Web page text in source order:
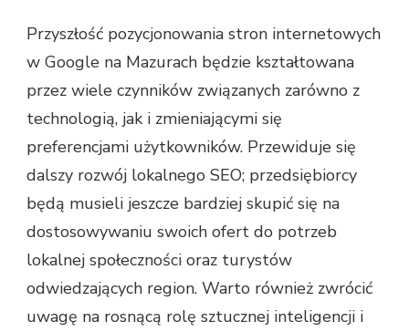
Przyszłość pozycjonowania stron internetowych
w Google na Mazurach będzie kształtowana
przez wiele czynników związanych zarówno z
technologią, jak i zmieniającymi się
preferencjami użytkowników. Przewiduje się
dalszy rozwój lokalnego SEO; przedsiębiorcy
będą musieli jeszcze bardziej skupić się na
dostosowywaniu swoich ofert do potrzeb
lokalnej społeczności oraz turystów
odwiedzających region. Warto również zwrócić
uwagę na rosnącą rolę sztucznej inteligencji i